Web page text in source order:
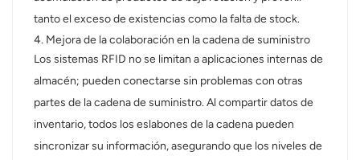
tanto el exceso de existencias como la falta de stock.
4. Mejora de la colaboración en la cadena de suministro
Los sistemas RFID no se limitan a aplicaciones internas de
almacén; pueden conectarse sin problemas con otras
partes de la cadena de suministro. Al compartir datos de
inventario, todos los eslabones de la cadena pueden
sincronizar su información, asegurando que los niveles de